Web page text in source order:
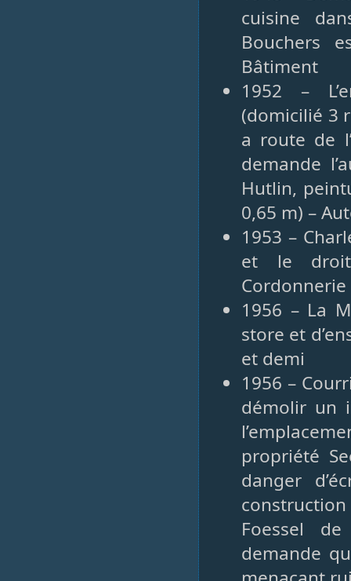
cuisine
Bouchers
Bâtiment
1952 –
(domicilié 3
a route de
demande
Hutlin,
0,65 m) –
1953 –
et le droit
1956 – La
store et
et demi
1956 –
démolir un
propriété
danger
Foessel de
demande